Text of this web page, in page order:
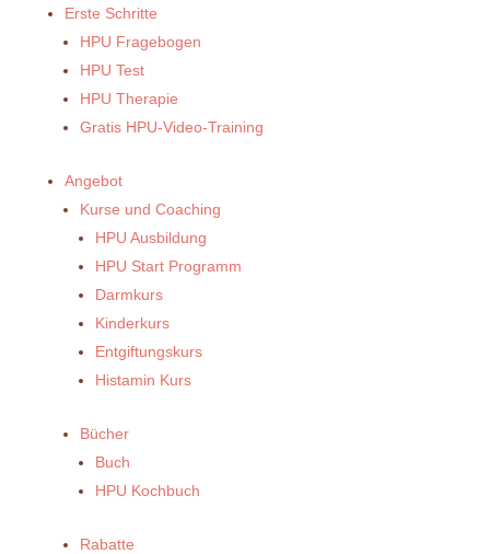
Erste Schritte
HPU Fragebogen
HPU Test
HPU Therapie
Gratis HPU-Video-Training
Angebot
Kurse und Coaching
HPU Ausbildung
HPU Start Programm
Darmkurs
Kinderkurs
Entgiftungskurs
Histamin Kurs
Bücher
Buch
HPU Kochbuch
Rabatte